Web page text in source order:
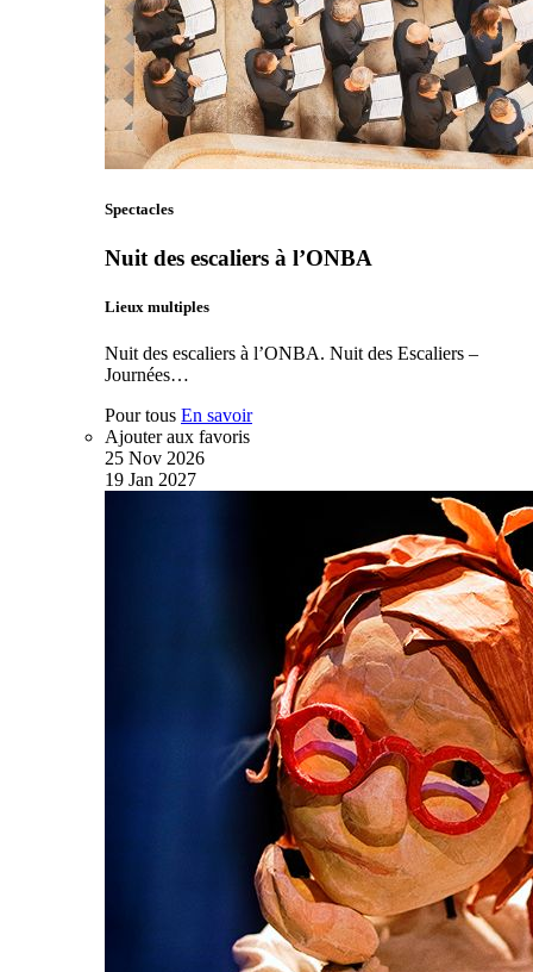
Spectacles
Nuit des escaliers à l’ONBA
Lieux multiples
Nuit des escaliers à l’ONBA. Nuit des Escaliers –
Journées…
Pour tous En savoir
Ajouter aux favoris
25 Nov 2026
19 Jan 2027